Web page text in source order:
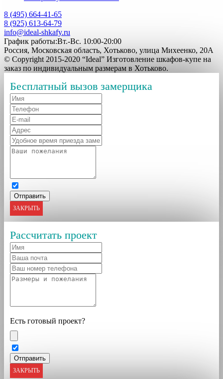
8 (495) 664-41-65
8 (925) 613-64-79
info@ideal-shkafy.ru
График работы:Вт.-Вс. 10:00-20:00
Россия, Московская область, Хотьково, улица Михеенко, 20А
© Copyright 2015-2020 “Ideal” Изготовление шкафов-купе на
заказ по индивидуальным размерам в Хотьково.
Бесплатный вызов замерщика
ЗАКРЫТЬ
Рассчитать проект
Есть готовый проект?
ЗАКРЫТЬ